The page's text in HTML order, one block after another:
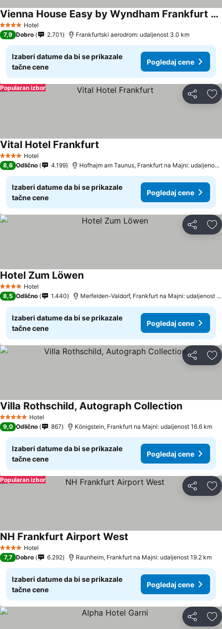
4 ZvezdiceHotel
Vienna House Easy by Wyndham Frankfurt Airport
Pogledaj cene
7,9 Dobro 2.701 Frankfurtski aerodrom: udaljenost 3.0 km
Izaberi datume da bi se prikazale
tačne cene
Pogledaj cene
Deli
Popularan izbor
4 ZvezdiceHotel
Vital Hotel Frankfurt
8,6 Odlično 4.199 Hofhajm am Taunus, Frankfurt na Majni: udaljenost
Izaberi datume da bi se prikazale
tačne cene
Pogledaj cene
Deli
4 ZvezdiceHotel
Hotel Zum LöwenPogledaj cene
8,5 Odlično 1.440 Merfelden-Valdorf, Frankfurt na Majni: udaljenost
Izaberi datume da bi se prikazale
tačne cene
Pogledaj cene
Deli
5 ZvezdiceHotel
Villa Rothschild, Autograph CollectionPogledaj
9,0 Odlično 867 Königstein, Frankfurt na Majni: udaljenost 16.6 km
Izaberi datume da bi se prikazale
tačne cene
Pogledaj cene
Deli
Popularan izbor
4 ZvezdiceHotel
NH Frankfurt Airport West
7,7 Dobro 6.292 Raunheim, Frankfurt na Majni: udaljenost 19.2 km
Izaberi datume da bi se prikazale
tačne cene
Pogledaj cene
Deli